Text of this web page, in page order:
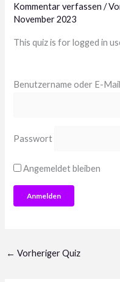
Kommentar verfassen /
November 2023
This quiz is for logged in
Benutzername oder E-
Passwort
Angemeldet bleiben
← Vorheriger Quiz